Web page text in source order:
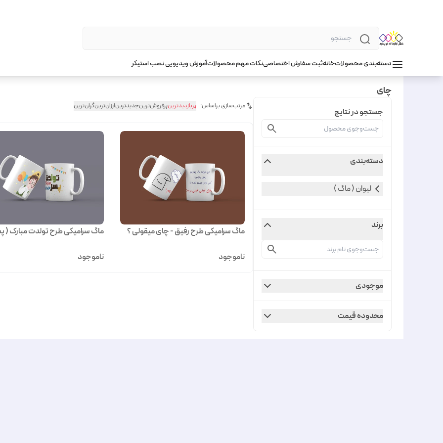
دسته‌بندی محصولاتخانهثبت سفارش اختصاصینکات مهم محصولاتآموزش ویدیویی نصب استیکر
چای
جستجو در نتایج
دسته‌بندی
لیوان ( ماگ )
برند
موجودی
محدوده قیمت
مرتب‌سازی براساس: پربازدیدترینپرفروش‌ترینجدیدترینارزان‌ترینگران‌ترین
ماگ سرامیکی طرح رفیق - چای میقولی ؟
ناموجود
ماگ سرامیکی طرح تولدت مبارک (
ناموجود